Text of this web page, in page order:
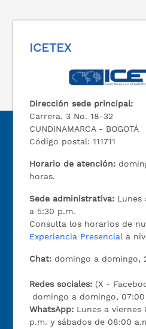
ICETEX
Dirección sede principal:
Carrera. 3 No. 18-32
CUNDINAMARCA - BOGOTÁ
Código postal: 111711
Horario de atención:
horas.
Sede administrativa: Lunes
a 5:30 p.m.
Consulta los horarios de
Experiencia Presencial a
Chat: domingo a domingo,
Redes sociales: (X -
domingo a domingo,
WhatsApp: Lunes a viernes
p.m. y sábados de 08:00